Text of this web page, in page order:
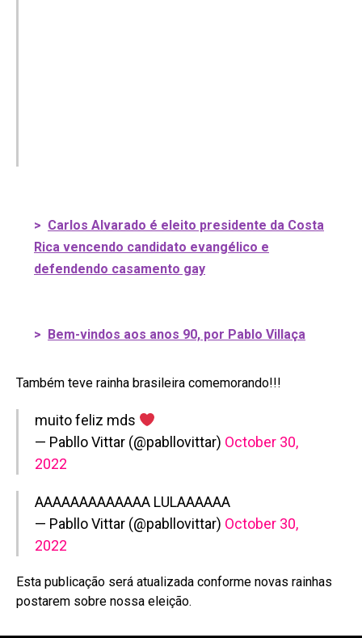
> Carlos Alvarado é eleito presidente da Costa
Rica vencendo candidato evangélico e
defendendo casamento gay
> Bem-vindos aos anos 90, por Pablo Villaça
Também teve rainha brasileira comemorando!!!
muito feliz mds
— Pabllo Vittar (@pabllovittar) October 30,
2022
AAAAAAAAAAAAA LULAAAAAA
— Pabllo Vittar (@pabllovittar) October 30,
2022
Esta publicação será atualizada conforme novas rainhas
postarem sobre nossa eleição.